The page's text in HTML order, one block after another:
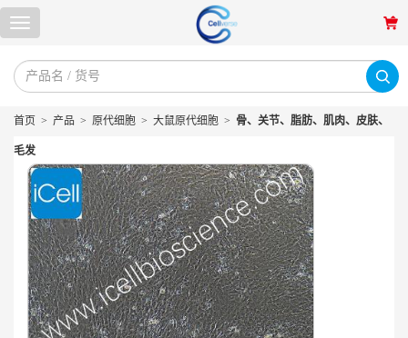
首页 > 产品 > 原代细胞 > 大鼠原代细胞 > 骨、关节、脂肪、肌肉、皮肤、
毛发